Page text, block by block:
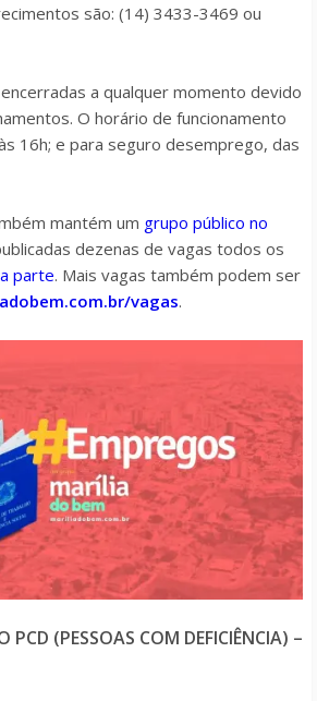
são: (14) 3433-3469 ou
a qualquer momento devido
O horário de funcionamento
16h; e para seguro desemprego, das
mantém um grupo público no
dezenas de vagas todos os
parte. Mais vagas também podem ser
vagas.
PCD (PESSOAS COM DEFICIÊNCIA) –